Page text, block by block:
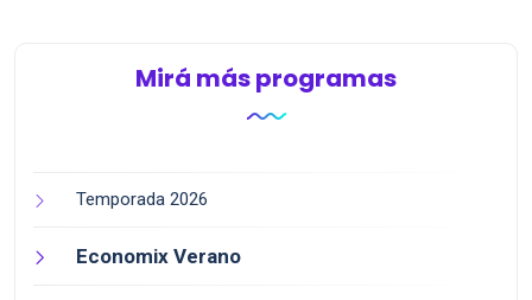
Mirá más programas
Temporada 2026
Economix Verano